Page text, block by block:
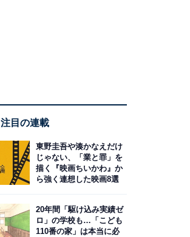
注目の連載
東野圭吾や湊かなえだけ
じゃない、「業と罪」を
描く『映画ちいかわ』か
ら強く連想した映画8選
20年間「駆け込み実績ゼ
ロ」の学校も…「こども
110番の家」は本当に必